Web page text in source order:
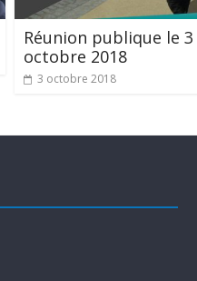
Réunion publique le 3
octobre 2018
3 octobre 2018